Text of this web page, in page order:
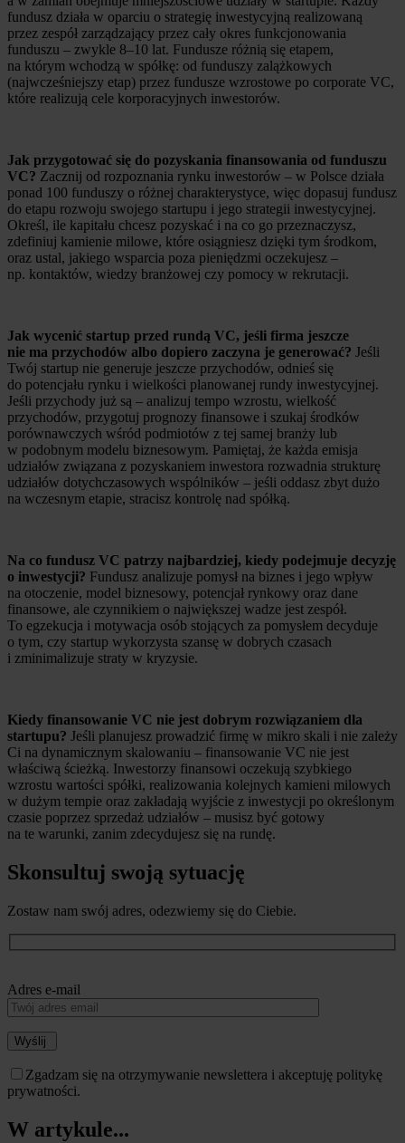
fundusz działa w oparciu o strategię inwestycyjną realizowaną
przez zespół zarządzający przez cały okres funkcjonowania
funduszu – zwykle 8–10 lat. Fundusze różnią się etapem,
na którym wchodzą w spółkę: od funduszy zalążkowych
(najwcześniejszy etap) przez fundusze wzrostowe po corporate VC,
które realizują cele korporacyjnych inwestorów.
Jak przygotować się do pozyskania finansowania od funduszu
VC? Zacznij od rozpoznania rynku inwestorów – w Polsce działa
ponad 100 funduszy o różnej charakterystyce, więc dopasuj fundusz
do etapu rozwoju swojego startupu i jego strategii inwestycyjnej.
Określ, ile kapitału chcesz pozyskać i na co go przeznaczysz,
zdefiniuj kamienie milowe, które osiągniesz dzięki tym środkom,
oraz ustal, jakiego wsparcia poza pieniędzmi oczekujesz –
np. kontaktów, wiedzy branżowej czy pomocy w rekrutacji.
Jak wycenić startup przed rundą VC, jeśli firma jeszcze
nie ma przychodów albo dopiero zaczyna je generować? Jeśli
Twój startup nie generuje jeszcze przychodów, odnieś się
do potencjału rynku i wielkości planowanej rundy inwestycyjnej.
Jeśli przychody już są – analizuj tempo wzrostu, wielkość
przychodów, przygotuj prognozy finansowe i szukaj środków
porównawczych wśród podmiotów z tej samej branży lub
w podobnym modelu biznesowym. Pamiętaj, że każda emisja
udziałów związana z pozyskaniem inwestora rozwadnia strukturę
udziałów dotychczasowych wspólników – jeśli oddasz zbyt dużo
na wczesnym etapie, stracisz kontrolę nad spółką.
Na co fundusz VC patrzy najbardziej, kiedy podejmuje decyzję
o inwestycji? Fundusz analizuje pomysł na biznes i jego wpływ
na otoczenie, model biznesowy, potencjał rynkowy oraz dane
finansowe, ale czynnikiem o największej wadze jest zespół.
To egzekucja i motywacja osób stojących za pomysłem decyduje
o tym, czy startup wykorzysta szansę w dobrych czasach
i zminimalizuje straty w kryzysie.
Kiedy finansowanie VC nie jest dobrym rozwiązaniem dla
startupu? Jeśli planujesz prowadzić firmę w mikro skali i nie zależy
Ci na dynamicznym skalowaniu – finansowanie VC nie jest
właściwą ścieżką. Inwestorzy finansowi oczekują szybkiego
wzrostu wartości spółki, realizowania kolejnych kamieni milowych
w dużym tempie oraz zakładają wyjście z inwestycji po określonym
czasie poprzez sprzedaż udziałów – musisz być gotowy
na te warunki, zanim zdecydujesz się na rundę.
Skonsultuj swoją sytuację
Zostaw nam swój adres, odezwiemy się do Ciebie.
Adres e-mail
Wyślij
Zgadzam się na otrzymywanie newslettera i akceptuję politykę
prywatności.
W artykule...